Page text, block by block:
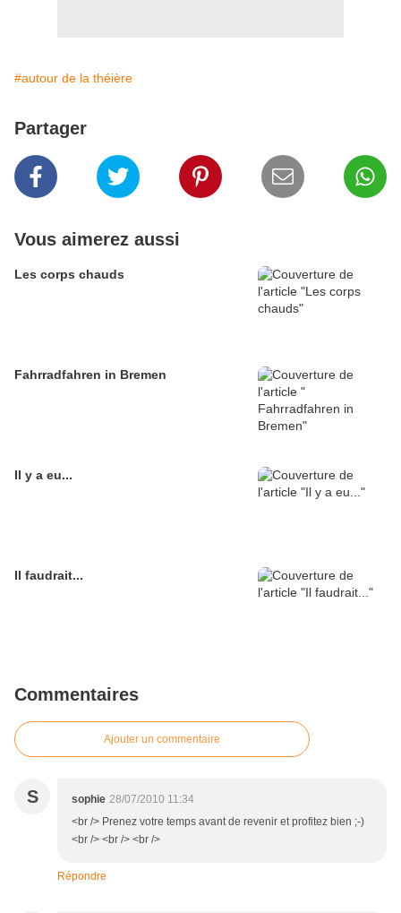
#autour de la théière
Partager
Vous aimerez aussi
Les corps chauds
Fahrradfahren in Bremen
Il y a eu...
Il faudrait...
Commentaires
Ajouter un commentaire
S sophie 28/07/2010 11:34
<br /> Prenez votre temps avant de revenir et profitez bien ;-)
<br /> <br /> <br />
Répondre